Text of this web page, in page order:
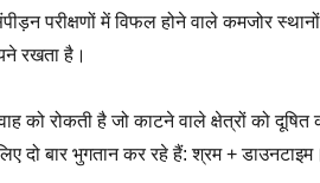
परीक्षणों में विफल होने वाले कमजोर
रखता है।
को रोकती है जो काटने वाले क्षेत्रों को
दो बार भुगतान कर रहे हैं: श्रम + डाउनटाइम।